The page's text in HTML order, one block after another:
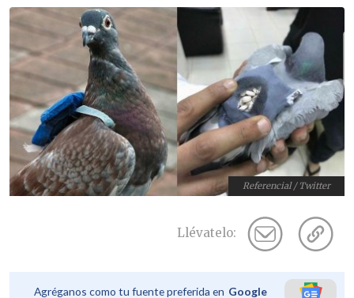
Referencial / Twitter
Llévatelo:
Agréganos como tu fuente preferida en Google